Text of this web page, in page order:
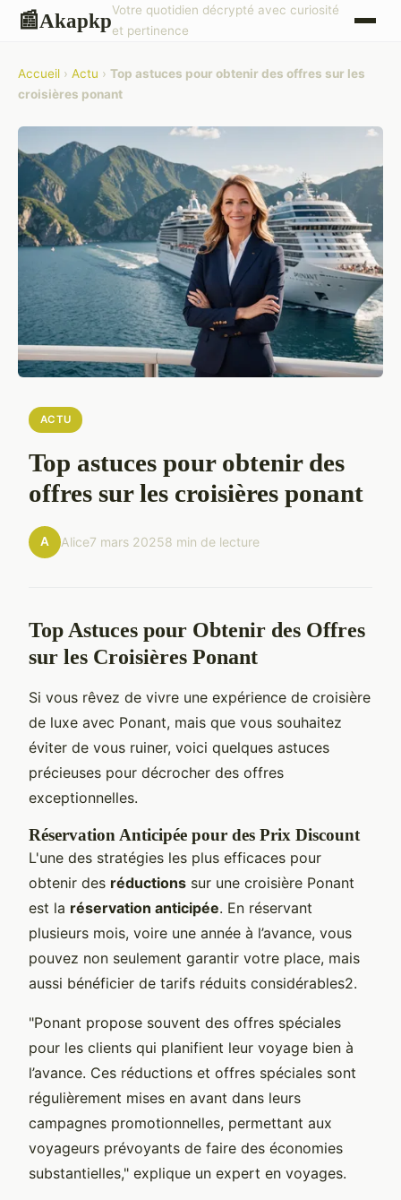
📰AkapkpVotre quotidien décrypté avec curiosité
et pertinence
Accueil › Actu › Top astuces pour obtenir des offres sur les
croisières ponant
ACTU
Top astuces pour obtenir des
offres sur les croisières ponant
A Alice7 mars 20258 min de lecture
Top Astuces pour Obtenir des Offres
sur les Croisières Ponant
Si vous rêvez de vivre une expérience de croisière
de luxe avec Ponant, mais que vous souhaitez
éviter de vous ruiner, voici quelques astuces
précieuses pour décrocher des offres
exceptionnelles.
Réservation Anticipée pour des Prix Discount
L'une des stratégies les plus efficaces pour
obtenir des réductions sur une croisière Ponant
est la réservation anticipée. En réservant
plusieurs mois, voire une année à l’avance, vous
pouvez non seulement garantir votre place, mais
aussi bénéficier de tarifs réduits considérables2.
"Ponant propose souvent des offres spéciales
pour les clients qui planifient leur voyage bien à
l’avance. Ces réductions et offres spéciales sont
régulièrement mises en avant dans leurs
campagnes promotionnelles, permettant aux
voyageurs prévoyants de faire des économies
substantielles," explique un expert en voyages.